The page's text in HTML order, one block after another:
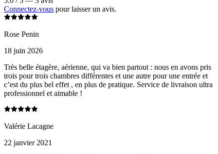
Connectez-vous pour laisser un avis.
Rose Penin
18 juin 2026
Très belle étagère, aérienne, qui va bien partout : nous en avons pris
trois pour trois chambres différentes et une autre pour une entrée et
c’est du plus bel effet , en plus de pratique. Service de livraison ultra
professionnel et aimable !
Valérie Lacagne
22 janvier 2021